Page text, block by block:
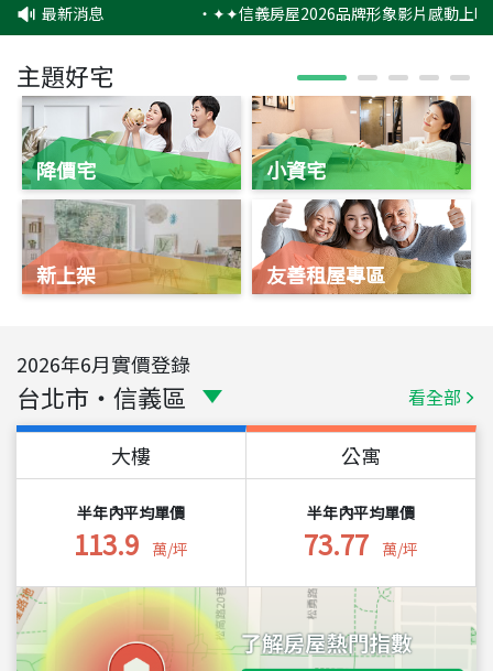
最新消息 ‧✦✦信義房屋2026品牌形象影片感動上
主題好宅
降價宅
新上架
小資宅
友善租屋專區
2026年6月實價登錄
台北市 ・ 信義區 看全部
大樓
半年內平均單價
113.9 萬/坪
公寓
半年內平均單價
73.77 萬/坪